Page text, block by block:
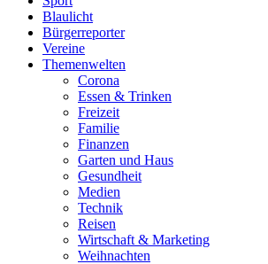
Blaulicht
Bürgerreporter
Vereine
Themenwelten
Corona
Essen & Trinken
Freizeit
Familie
Finanzen
Garten und Haus
Gesundheit
Medien
Technik
Reisen
Wirtschaft & Marketing
Weihnachten